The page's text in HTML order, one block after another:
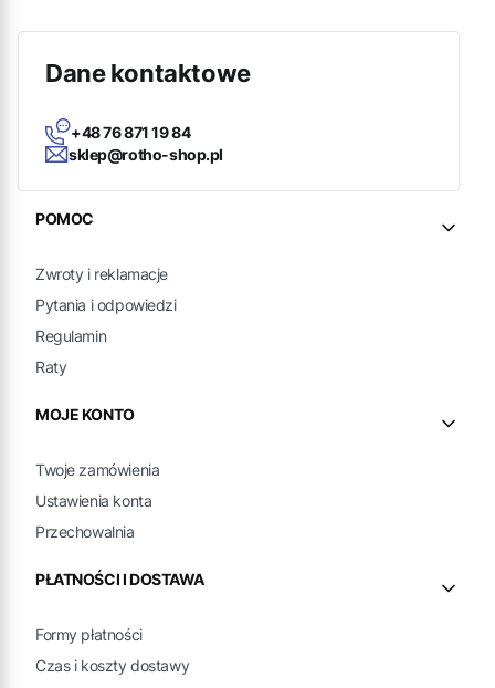
Dane kontaktowe
+48 76 871 19 84
sklep@rotho-shop.pl
Linki w stopce
POMOC
Zwroty i reklamacje
Pytania i odpowiedzi
Regulamin
Raty
MOJE KONTO
Twoje zamówienia
Ustawienia konta
Przechowalnia
PŁATNOŚCI I DOSTAWA
Formy płatności
Czas i koszty dostawy